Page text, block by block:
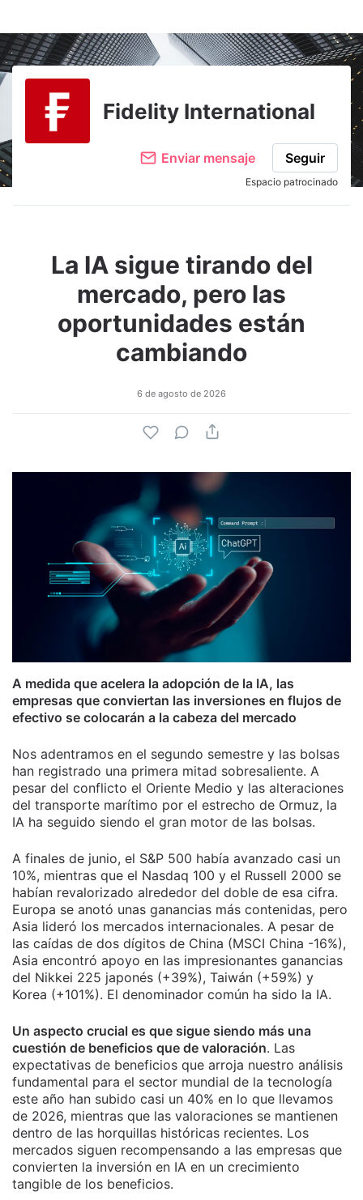
Fidelity International
Enviar mensaje Seguir
Espacio patrocinado
La IA sigue tirando del
mercado, pero las
oportunidades están
cambiando
6 de agosto de 2026
A medida que acelera la adopción de la IA, las
empresas que conviertan las inversiones en flujos de
efectivo se colocarán a la cabeza del mercado
Nos adentramos en el segundo semestre y las bolsas
han registrado una primera mitad sobresaliente. A
pesar del conflicto el Oriente Medio y las alteraciones
del transporte marítimo por el estrecho de Ormuz, la
IA ha seguido siendo el gran motor de las bolsas.
A finales de junio, el S&P 500 había avanzado casi un
10%, mientras que el Nasdaq 100 y el Russell 2000 se
habían revalorizado alrededor del doble de esa cifra.
Europa se anotó unas ganancias más contenidas, pero
Asia lideró los mercados internacionales. A pesar de
las caídas de dos dígitos de China (MSCI China -16%),
Asia encontró apoyo en las impresionantes ganancias
del Nikkei 225 japonés (+39%), Taiwán (+59%) y
Korea (+101%). El denominador común ha sido la IA.
Un aspecto crucial es que sigue siendo más una
cuestión de beneficios que de valoración. Las
expectativas de beneficios que arroja nuestro análisis
fundamental para el sector mundial de la tecnología
este año han subido casi un 40% en lo que llevamos
de 2026, mientras que las valoraciones se mantienen
dentro de las horquillas históricas recientes. Los
mercados siguen recompensando a las empresas que
convierten la inversión en IA en un crecimiento
tangible de los beneficios.